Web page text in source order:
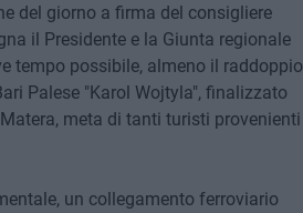
del giorno a firma del consigliere
il Presidente e la Giunta regionale
tempo possibile, almeno il raddoppio
Palese "Karol Wojtyla", finalizzato
meta di tanti turisti provenienti
un collegamento ferroviario